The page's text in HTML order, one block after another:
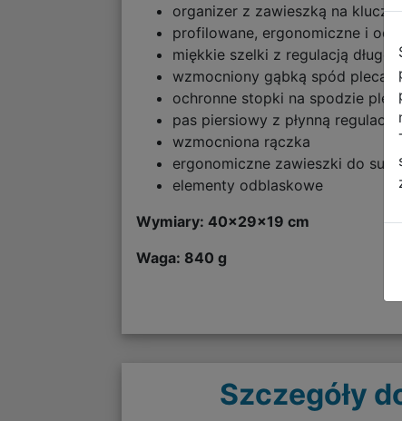
organizer z zawieszką na klucze
profilowane, ergonomiczne i
miękkie szelki z regulacją
wzmocniony gąbką spód
ochronne stopki na spodzie
pas piersiowy z płynną regulacją
wzmocniona rączka
ergonomiczne zawieszki do
elementy odblaskowe
Wymiary: 40x29x19 cm
Waga: 840 g
Szczegóły